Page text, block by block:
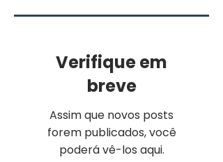
Verifique em
breve
Assim que novos posts
forem publicados, você
poderá vê-los aqui.